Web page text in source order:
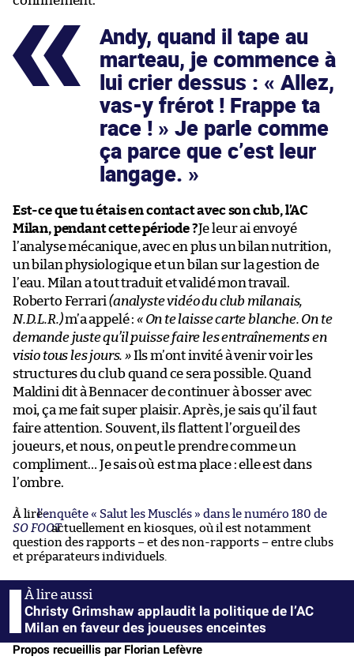
Andy, quand il tape au
marteau, je commence à
lui crier dessus : « Allez,
vas-y frérot ! Frappe ta
race ! » Je parle comme
ça parce que c’est leur
langage.
Est-ce que tu étais en contact avec son club, l’AC
Milan, pendant cette période ?Je leur ai envoyé
l’analyse mécanique, avec en plus un bilan nutrition,
un bilan physiologique et un bilan sur la gestion de
l’eau. Milan a tout traduit et validé mon travail.
Roberto Ferrari(analyste vidéo du club milanais,
N.D.L.R.)m’a appelé : « On te laisse carte blanche. On te
demande juste qu’il puisse faire les entraînements en
visio tous les jours. »Ils m’ont invité à venir voir les
structures du club quand ce sera possible. Quand
Maldini dit à Bennacer de continuer à bosser avec
moi, ça me fait super plaisir. Après, je sais qu’il faut
faire attention. Souvent, ils flattent l’orgueil des
joueurs, et nous, on peut le prendre comme un
compliment… Je sais où est ma place : elle est dans
l’ombre.
À lire :l’enquête « Salut les Musclés » dans le numéro 180 de
SO FOOTactuellement en kiosques, où il est notamment
question des rapports – et des non-rapports – entre clubs
et préparateurs individuels.
Christy Grimshaw applaudit la politique de l’AC
Milan en faveur des joueuses enceintes
Propos recueillis par Florian Lefèvre